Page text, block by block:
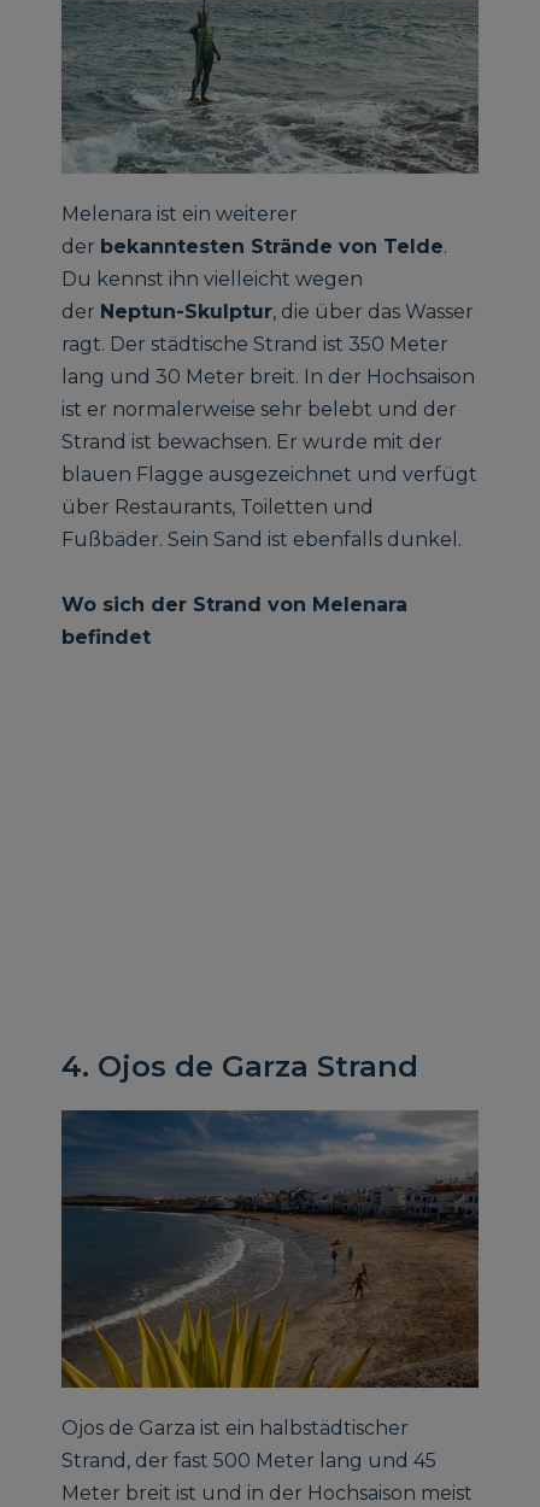
Melenara ist ein weiterer
der bekanntesten Strände von Telde.
Du kennst ihn vielleicht wegen
der Neptun-Skulptur, die über das Wasser
ragt. Der städtische Strand ist 350 Meter
lang und 30 Meter breit. In der Hochsaison
ist er normalerweise sehr belebt und der
Strand ist bewachsen. Er wurde mit der
blauen Flagge ausgezeichnet und verfügt
über Restaurants, Toiletten und
Fußbäder. Sein Sand ist ebenfalls dunkel.
Wo sich der Strand von Melenara
befindet
4. Ojos de Garza Strand
Ojos de Garza ist ein halbstädtischer
Strand, der fast 500 Meter lang und 45
Meter breit ist und in der Hochsaison meist